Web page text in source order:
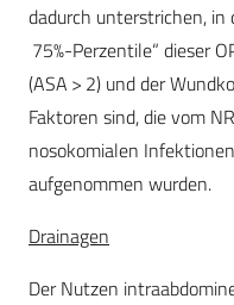
dadurch unterstrichen, in
75%-Perzentile“ dieser
(ASA > 2) und der
Faktoren sind, die vom
nosokomialen
aufgenommen wurden.
Drainagen
Der Nutzen